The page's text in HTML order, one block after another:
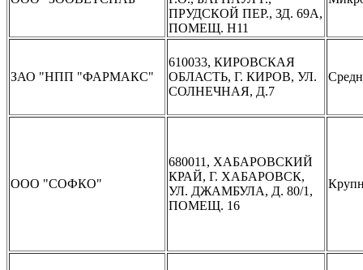
ПРУДСКОЙ ПЕР., ЗД. 69А,
ПОМЕЩ. Н11
ЗАО "НПП "ФАРМАКС"
610033, КИРОВСКАЯ
ОБЛАСТЬ, Г. КИРОВ, УЛ.
СОЛНЕЧНАЯ, Д.7
ООО "СОФКО"
680011, ХАБАРОВСКИЙ
КРАЙ, Г. ХАБАРОВСК,
УЛ. ДЖАМБУЛА, Д. 80/1,
ПОМЕЩ. 16